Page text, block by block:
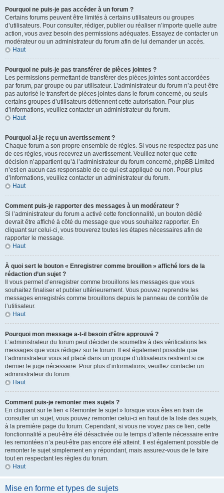
Pourquoi ne puis-je pas accéder à un forum ?
Certains forums peuvent être limités à certains utilisateurs ou groupes
d’utilisateurs. Pour consulter, rédiger, publier ou réaliser n’importe quelle autre
action, vous avez besoin des permissions adéquates. Essayez de contacter un
modérateur ou un administrateur du forum afin de lui demander un accès.
Haut
Pourquoi ne puis-je pas transférer de pièces jointes ?
Les permissions permettant de transférer des pièces jointes sont accordées
par forum, par groupe ou par utilisateur. L’administrateur du forum n’a peut-être
pas autorisé le transfert de pièces jointes dans le forum concerné, ou seuls
certains groupes d’utilisateurs détiennent cette autorisation. Pour plus
d’informations, veuillez contacter un administrateur du forum.
Haut
Pourquoi ai-je reçu un avertissement ?
Chaque forum a son propre ensemble de règles. Si vous ne respectez pas une
de ces règles, vous recevrez un avertissement. Veuillez noter que cette
décision n’appartient qu’à l’administrateur du forum concerné, phpBB Limited
n’est en aucun cas responsable de ce qui est appliqué ou non. Pour plus
d’informations, veuillez contacter un administrateur du forum.
Haut
Comment puis-je rapporter des messages à un modérateur ?
Si l’administrateur du forum a activé cette fonctionnalité, un bouton dédié
devrait être affiché à côté du message que vous souhaitez rapporter. En
cliquant sur celui-ci, vous trouverez toutes les étapes nécessaires afin de
rapporter le message.
Haut
À quoi sert le bouton « Enregistrer comme brouillon » affiché lors de la
rédaction d’un sujet ?
Il vous permet d’enregistrer comme brouillons les messages que vous
souhaitez finaliser et publier ultérieurement. Vous pouvez reprendre les
messages enregistrés comme brouillons depuis le panneau de contrôle de
l’utilisateur.
Haut
Pourquoi mon message a-t-il besoin d’être approuvé ?
L’administrateur du forum peut décider de soumettre à des vérifications les
messages que vous rédigez sur le forum. Il est également possible que
l’administrateur vous ait placé dans un groupe d’utilisateurs restreint si ce
dernier le juge nécessaire. Pour plus d’informations, veuillez contacter un
administrateur du forum.
Haut
Comment puis-je remonter mes sujets ?
En cliquant sur le lien « Remonter le sujet » lorsque vous êtes en train de
consulter un sujet, vous pouvez remonter celui-ci en haut de la liste des sujets,
à la première page du forum. Cependant, si vous ne voyez pas ce lien, cette
fonctionnalité a peut-être été désactivée ou le temps d’attente nécessaire entre
les remontées n’a peut-être pas encore été atteint. Il est également possible de
remonter le sujet simplement en y répondant, mais assurez-vous de le faire
tout en respectant les règles du forum.
Haut
Mise en forme et types de sujets